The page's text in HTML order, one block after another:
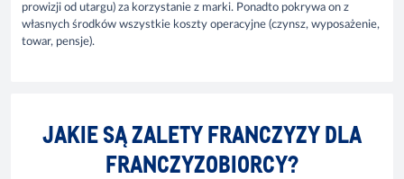
prowizji od utargu) za korzystanie z marki. Ponadto pokrywa on z
własnych środków wszystkie koszty operacyjne (czynsz, wyposażenie,
towar, pensje).
JAKIE SĄ ZALETY FRANCZYZY DLA
FRANCZYZOBIORCY?